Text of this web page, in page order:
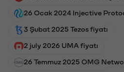
26 Ocak 2024 Injective
3 Şubat 2025 Tezos fiyatı
2 july 2026 UMA fiyatı
26 Temmuz 2025 OMG